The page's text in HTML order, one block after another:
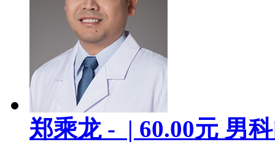
郑乘龙 - | 60.00元 男